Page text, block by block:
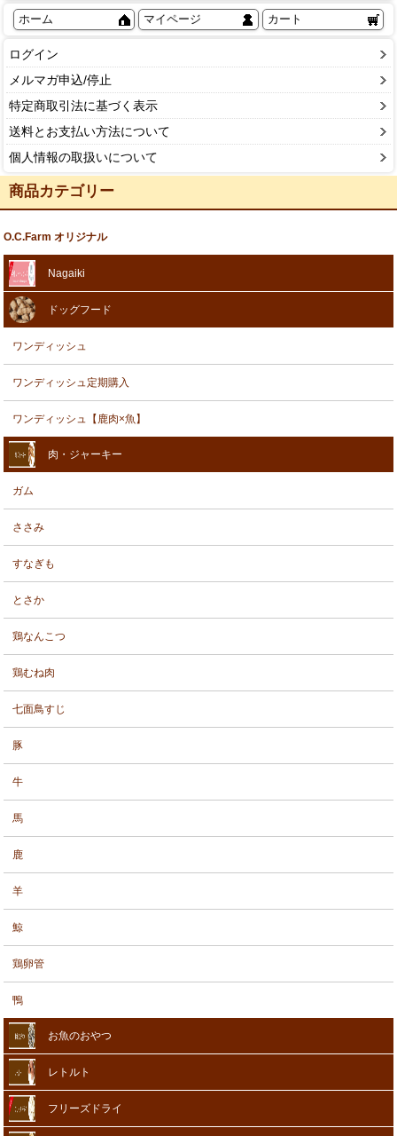
ホーム マイページ カート
ログイン
メルマガ申込/停止
特定商取引法に基づく表示
送料とお支払い方法について
個人情報の取扱いについて
商品カテゴリー
O.C.Farm オリジナル
Nagaiki
ドッグフード
ワンディッシュ
ワンディッシュ定期購入
ワンディッシュ【鹿肉×魚】
肉・ジャーキー
ガム
ささみ
すなぎも
とさか
鶏なんこつ
鶏むね肉
七面鳥すじ
豚
牛
馬
鹿
羊
鯨
鶏卵管
鴨
お魚のおやつ
レトルト
フリーズドライ